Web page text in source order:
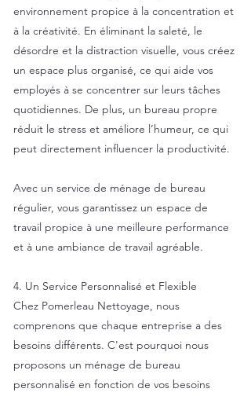
environnement propice à la concentration et
à la créativité. En éliminant la saleté, le
désordre et la distraction visuelle, vous créez
un espace plus organisé, ce qui aide vos
employés à se concentrer sur leurs tâches
quotidiennes. De plus, un bureau propre
réduit le stress et améliore l’humeur, ce qui
peut directement influencer la productivité.
Avec un service de ménage de bureau
régulier, vous garantissez un espace de
travail propice à une meilleure performance
et à une ambiance de travail agréable.
4. Un Service Personnalisé et Flexible
Chez Pomerleau Nettoyage, nous
comprenons que chaque entreprise a des
besoins différents. C'est pourquoi nous
proposons un ménage de bureau
personnalisé en fonction de vos besoins